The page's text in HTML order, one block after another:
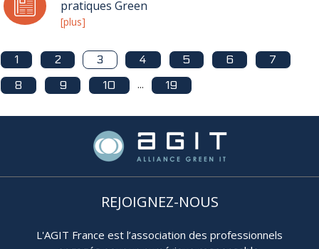
pratiques Green
[plus]
1 2 3 4 5 6
7
8
9 10 ... 19
REJOIGNEZ-NOUS
L'AGIT France est l’association des professionnels